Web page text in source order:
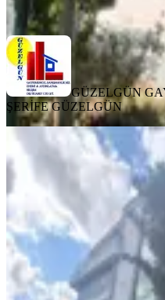
Ara
GÜZELGÜN
ŞERİFE GÜZELGÜN
Mustafa
Doktor
Ankara,
3 Oda · 166
125.000 ₺